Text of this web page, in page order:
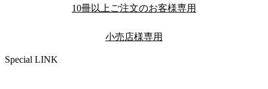
10冊以上ご注文のお客様専用
小売店様専用
Special LINK